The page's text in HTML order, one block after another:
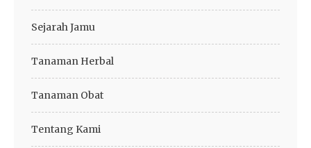
Sejarah Jamu
Tanaman Herbal
Tanaman Obat
Tentang Kami